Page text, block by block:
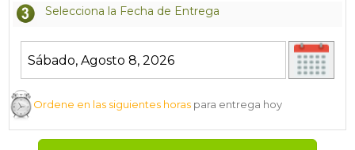
Selecciona la Fecha de Entrega
Ordene en las siguientes horas para entrega hoy